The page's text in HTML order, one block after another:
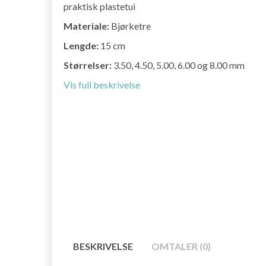
praktisk plastetui
Materiale: Bjørketre
Lengde: 15 cm
Størrelser: 3.50, 4.50, 5.00, 6.00 og 8.00 mm
Vis full beskrivelse
BESKRIVELSE OMTALER (0)